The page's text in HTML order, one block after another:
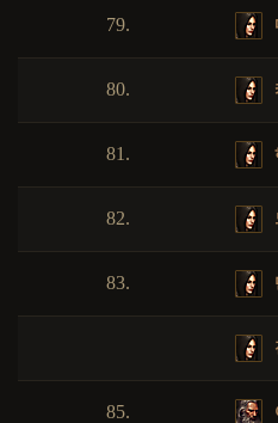
79.
80.
81.
82.
83.
85.